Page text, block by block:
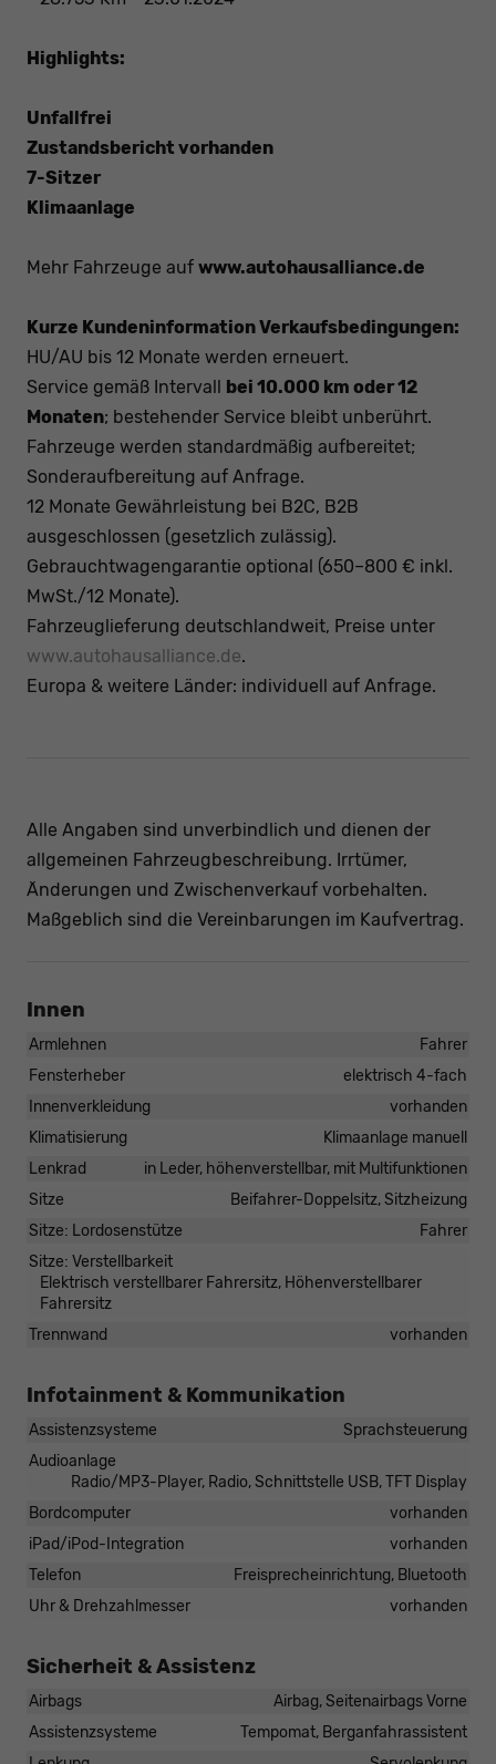
Highlights:
Unfallfrei
Zustandsbericht vorhanden
7-Sitzer
Klimaanlage
Mehr Fahrzeuge auf www.autohausalliance.de
Kurze Kundeninformation Verkaufsbedingungen:
HU/AU bis 12 Monate werden erneuert.
Service gemäß Intervall
bei 10.000 km oder 12
Monaten; bestehender Service bleibt unberührt.
Fahrzeuge werden standardmäßig aufbereitet;
Sonderaufbereitung auf Anfrage.
12 Monate Gewährleistung bei B2C, B2B
ausgeschlossen (gesetzlich zulässig).
Gebrauchtwagengarantie optional (650–800 € inkl.
MwSt./12 Monate).
Fahrzeuglieferung deutschlandweit, Preise unter
www.autohausalliance.de.
Europa & weitere Länder: individuell auf Anfrage.
Alle Angaben sind unverbindlich und dienen der
allgemeinen Fahrzeugbeschreibung. Irrtümer,
Änderungen und Zwischenverkauf vorbehalten.
Maßgeblich sind die Vereinbarungen im Kaufvertrag.
Innen
Armlehnen
Fahrer
Fensterheber
elektrisch 4-fach
Innenverkleidung
vorhanden
Klimatisierung
Klimaanlage manuell
Lenkrad
in Leder, höhenverstellbar, mit Multifunktionen
Sitze
Beifahrer-Doppelsitz, Sitzheizung
Sitze: Lordosenstütze
Fahrer
Sitze: Verstellbarkeit
Elektrisch verstellbarer Fahrersitz, Höhenverstellbarer
Fahrersitz
Trennwand
vorhanden
Infotainment & Kommunikation
Assistenzsysteme
Sprachsteuerung
Audioanlage
Radio/MP3-Player, Radio, Schnittstelle USB, TFT Display
Bordcomputer
vorhanden
iPad/iPod-Integration
vorhanden
Telefon
Freisprecheinrichtung, Bluetooth
Uhr & Drehzahlmesser
vorhanden
Sicherheit & Assistenz
Airbags
Airbag, Seitenairbags Vorne
Assistenzsysteme
Tempomat, Berganfahrassistent